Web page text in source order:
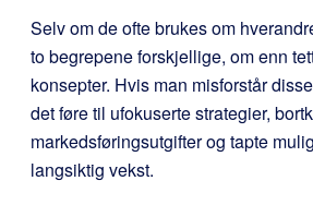
Selv om de ofte brukes om
to begrepene forskjellige, om enn
konsepter. Hvis man misforstår
det føre til ufokuserte strategier,
markedsføringsutgifter og tapte
langsiktig vekst.